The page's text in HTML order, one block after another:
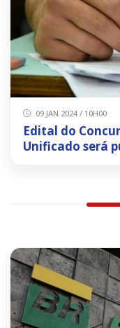
09 JAN 2024 / 10H00
Edital do
Unificado será